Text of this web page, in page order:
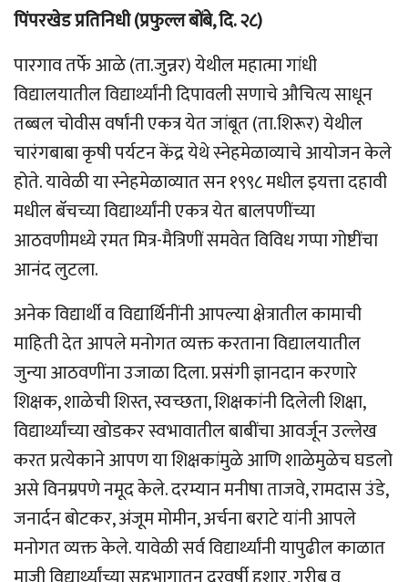
पिंपरखेड प्रतिनिधी (प्रफुल्ल बोंबे, दि. २८)
पारगाव तर्फे आळे (ता.जुन्नर) येथील महात्मा गांधी
विद्यालयातील विद्यार्थ्यांनी दिपावली सणाचे औचित्य साधून
तब्बल चोवीस वर्षांनी एकत्र येत जांबूत (ता.शिरूर) येथील
चारंगबाबा कृषी पर्यटन केंद्र येथे स्नेहमेळाव्याचे आयोजन केले
होते. यावेळी या स्नेहमेळाव्यात सन १९९८ मधील इयत्ता दहावी
मधील बॅचच्या विद्यार्थ्यांनी एकत्र येत बालपणींच्या
आठवणीमध्ये रमत मित्र-मैत्रिणीं समवेत विविध गप्पा गोष्टींचा
आनंद लुटला.
अनेक विद्यार्थी व विद्यार्थिनींनी आपल्या क्षेत्रातील कामाची
माहिती देत आपले मनोगत व्यक्त करताना विद्यालयातील
जुन्या आठवणींना उजाळा दिला. प्रसंगी ज्ञानदान करणारे
शिक्षक, शाळेची शिस्त, स्वच्छता, शिक्षकांनी दिलेली शिक्षा,
विद्यार्थ्यांच्या खोडकर स्वभावातील बाबींचा आवर्जून उल्लेख
करत प्रत्येकाने आपण या शिक्षकांमुळे आणि शाळेमुळेच घडलो
असे विनम्रपणे नमूद केले. दरम्यान मनीषा ताजवे, रामदास उंडे,
जनार्दन बोटकर, अंजूम मोमीन, अर्चना बराटे यांनी आपले
मनोगत व्यक्त केले. यावेळी सर्व विद्यार्थ्यांनी यापुढील काळात